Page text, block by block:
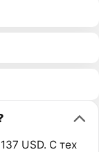
USD. С тех